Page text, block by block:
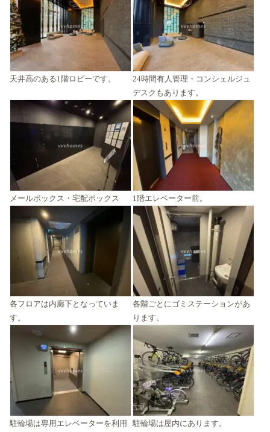
天井高のある1階ロビーです。
24時間有人管理・コンシェルジュ
デスクもあります。
メールボックス・宅配ボックス 1階エレベーター前。
各フロアは内廊下となっていま
す。
各階ごとにゴミステーションがあ
ります。
駐輪場は専用エレベーターを利用
駐輪場は屋内にあります。